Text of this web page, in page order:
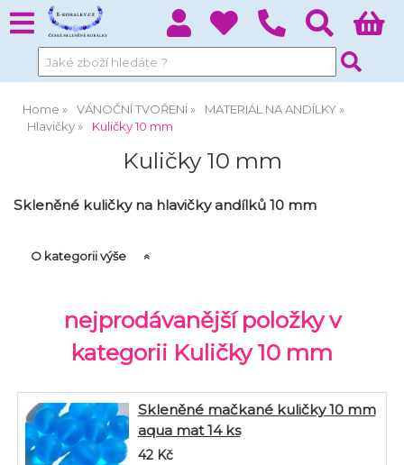
Home VÁNOČNÍ TVOŘENÍ
MATERIÁL NA ANDÍLKY
Hlavičky
Kuličky 10 mm
Kuličky 10 mm
Skleněné kuličky na hlavičky andílků 10 mm
O kategorii výše
nejprodávanější položky v
kategorii Kuličky 10 mm
Skleněné mačkané kuličky 10 mm
aqua mat 14 ks
42 Kč